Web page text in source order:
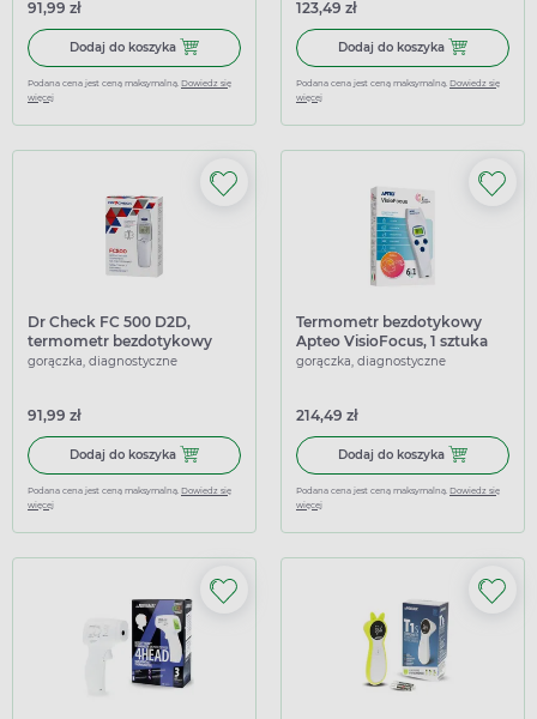
91,99 zł
Dodaj do koszyka Dodaj do koszyka Pempa T200, termometr elektroniczny,
Podana cena jest ceną maksymalną. Dowiedz się
więcej
123,49 zł
Dodaj do koszyka Dodaj do
Podana cena jest ceną maksymalną. Dowiedz się
więcej
Dr Check FC 500 D2D,
termometr bezdotykowy
elektryczny, 1 sztuka
gorączka, diagnostyczne
91,99 zł
Dodaj do koszyka Dodaj do koszyka Dr Check FC 500 D2D, termometr
Podana cena jest ceną maksymalną. Dowiedz się
więcej
Termometr bezdotykowy
Apteo VisioFocus, 1 sztuka
gorączka, diagnostyczne
214,49 zł
Dodaj do koszyka Dodaj do
Podana cena jest ceną maksymalną. Dowiedz się
więcej